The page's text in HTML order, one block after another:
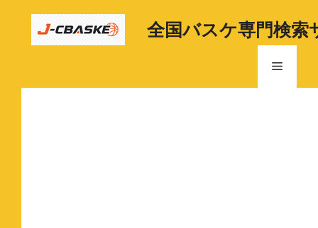
全国バスケ専門検索
メ